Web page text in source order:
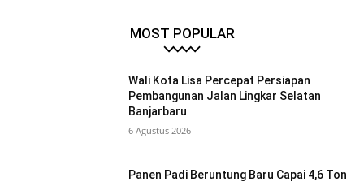
MOST POPULAR
Wali Kota Lisa Percepat Persiapan
Pembangunan Jalan Lingkar Selatan
Banjarbaru
6 Agustus 2026
Panen Padi Beruntung Baru Capai 4,6 Ton